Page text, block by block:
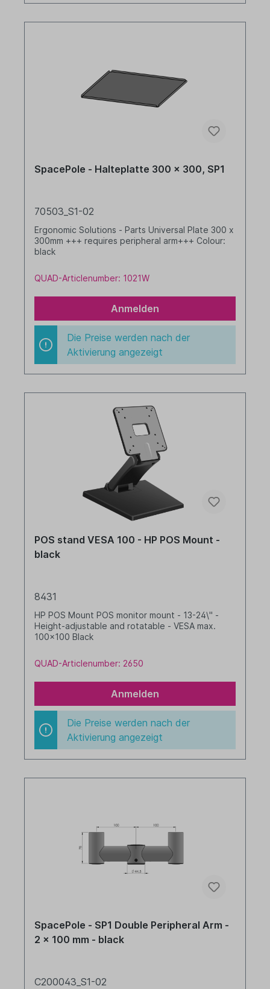
SpacePole - Halteplatte 300 x 300, SP1
70503_S1-02
Ergonomic Solutions - Parts Universal Plate 300 x
300mm +++ requires peripheral arm+++ Colour:
black
QUAD-Articlenumber: 1021W
Anmelden
Die Preise werden nach der
Aktivierung angezeigt
POS stand VESA 100 - HP POS Mount -
black
8431
HP POS Mount POS monitor mount - 13-24\" -
Height-adjustable and rotatable - VESA max.
100x100 Black
QUAD-Articlenumber: 2650
Anmelden
Die Preise werden nach der
Aktivierung angezeigt
SpacePole - SP1 Double Peripheral Arm -
2 x 100 mm - black
C200043_S1-02